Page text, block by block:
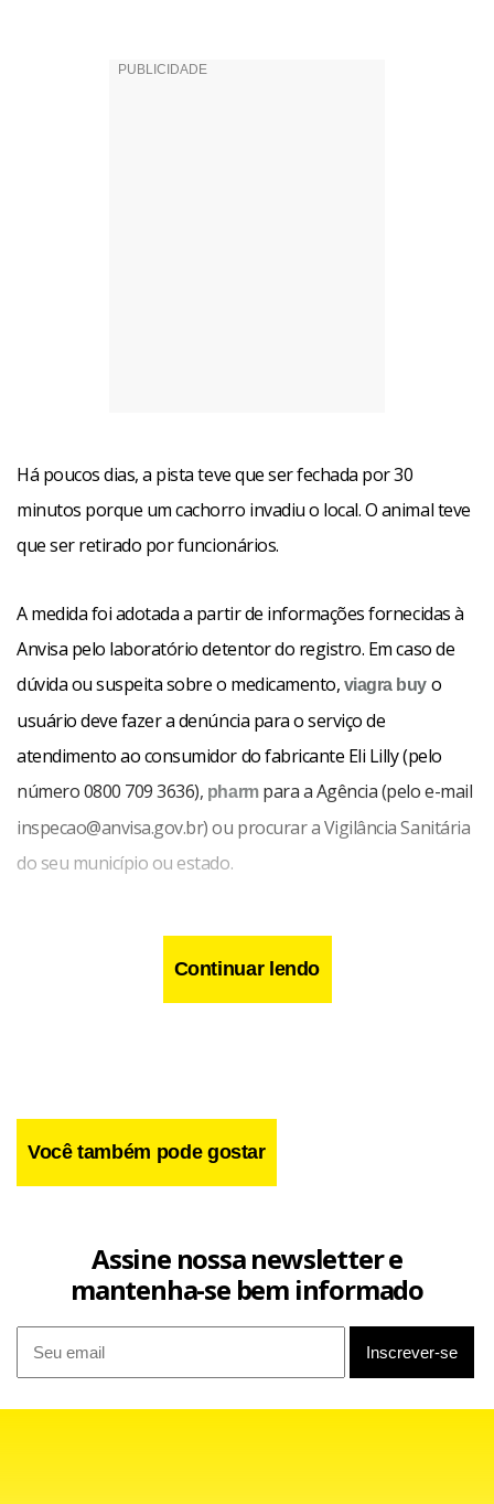
Há poucos dias, a pista teve que ser fechada por 30
minutos porque um cachorro invadiu o local. O animal teve
que ser retirado por funcionários.
A medida foi adotada a partir de informações fornecidas à
Anvisa pelo laboratório detentor do registro. Em caso de
dúvida ou suspeita sobre o medicamento, viagra buy o
usuário deve fazer a denúncia para o serviço de
atendimento ao consumidor do fabricante Eli Lilly (pelo
número 0800 709 3636), pharmpara a Agência (pelo e-mail
inspecao@anvisa.gov.br) ou procurar a Vigilância Sanitária
do seu município ou estado.
Em 2007,dosage
foram identificados outros dois lotes de
Continuar lendo
Você também pode gostar
Assine nossa newsletter e
mantenha-se bem informado